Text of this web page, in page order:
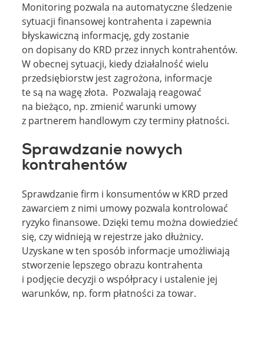
Monitoring pozwala na automatyczne śledzenie
sytuacji finansowej kontrahenta i zapewnia
błyskawiczną informację, gdy zostanie
on dopisany do KRD przez innych kontrahentów.
W obecnej sytuacji, kiedy działalność wielu
przedsiębiorstw jest zagrożona, informacje
te są na wagę złota. Pozwalają reagować
na bieżąco, np. zmienić warunki umowy
z partnerem handlowym czy terminy płatności.
Sprawdzanie nowych
kontrahentów
Sprawdzanie firm i konsumentów w KRD przed
zawarciem z nimi umowy pozwala kontrolować
ryzyko finansowe. Dzięki temu można dowiedzieć
się, czy widnieją w rejestrze jako dłużnicy.
Uzyskane w ten sposób informacje umożliwiają
stworzenie lepszego obrazu kontrahenta
i podjęcie decyzji o współpracy i ustalenie jej
warunków, np. form płatności za towar.